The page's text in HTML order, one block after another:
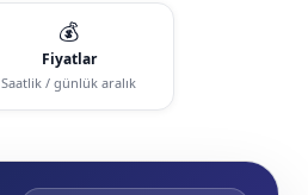
💰
Fiyatlar
Saatlik / günlük aralık